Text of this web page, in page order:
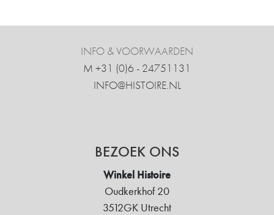
INFO & VOORWAARDEN
M +31 ‍(0)6 - 24751131
INFO@HISTOIRE.NL
BEZOEK ONS
Winkel Histoire
Oudkerkhof 20
3512GK Utrecht